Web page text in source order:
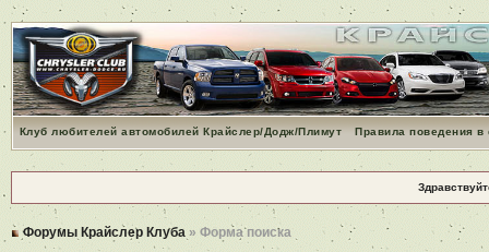
Клуб любителей автомобилей Крайслер/Додж/Плимут Правила поведения
Форумы Крайслер Клуба » Форма поиска